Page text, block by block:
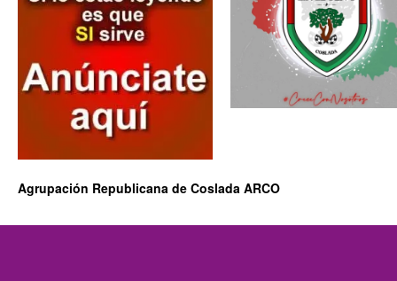
Agrupación Republicana de Coslada ARCO